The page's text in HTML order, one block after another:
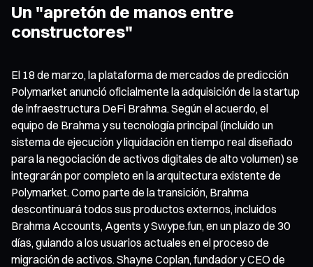
Un "apretón de manos entre
constructores"
El 18 de marzo, la plataforma de mercados de predicción
Polymarket anunció oficialmente la adquisición de la startup
de infraestructura DeFi Brahma. Según el acuerdo, el
equipo de Brahma y su tecnología principal (incluido un
sistema de ejecución y liquidación en tiempo real diseñado
para la negociación de activos digitales de alto volumen) se
integrarán por completo en la arquitectura existente de
Polymarket. Como parte de la transición, Brahma
descontinuará todos sus productos externos, incluidos
Brahma Accounts, Agents y Swype.fun, en un plazo de 30
días, guiando a los usuarios actuales en el proceso de
migración de activos. Shayne Coplan, fundador y CEO de